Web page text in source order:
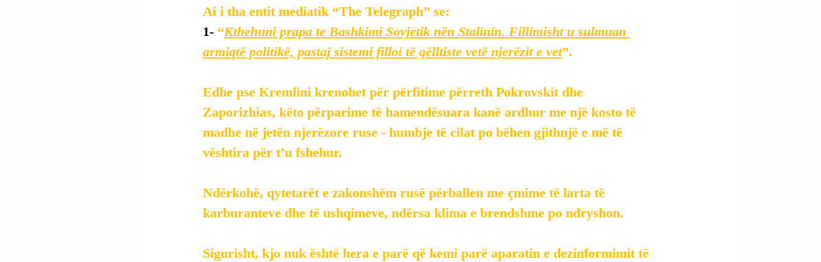
Ai i tha entit mediatik “The Telegraph” se:
1- “Kthehuni prapa te Bashkimi Sovjetik nën Stalinin. Fillimisht u sulmuan
armiqtë politikë, pastaj sistemi filloi të gëlltiste vetë njerëzit e vet”.
Edhe pse Kremlini krenohet për përfitime përreth Pokrovskit dhe
Zaporizhias, këto përparime të hamendësuara kanë ardhur me një kosto të
madhe në jetën njerëzore ruse - humbje të cilat po bëhen gjithnjë e më të
vështira për t’u fshehur.
Ndërkohë, qytetarët e zakonshëm rusë përballen me çmime të larta të
karburanteve dhe të ushqimeve, ndërsa klima e brendshme po ndryshon.
Sigurisht, kjo nuk është hera e parë që kemi parë aparatin e dezinformimit të